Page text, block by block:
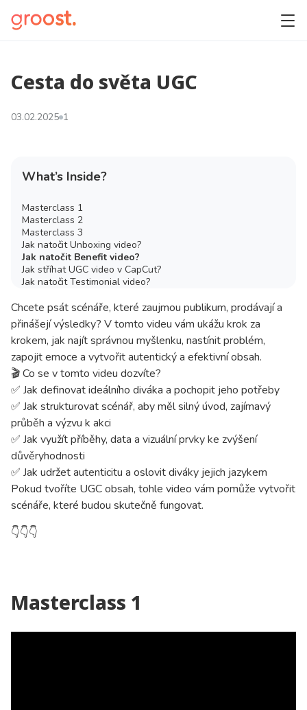
Chcete psát scénáře, které zaujmou publikum, prodávají a
přinášejí výsledky? V tomto videu vám ukážu krok za
krokem, jak najít správnou myšlenku, nastínit problém,
zapojit emoce a vytvořit autentický a efektivní obsah.
🎬 Co se v tomto videu dozvíte?
✅ Jak definovat ideálního diváka a pochopit jeho potřeby
✅ Jak strukturovat scénář, aby měl silný úvod, zajímavý
průběh a výzvu k akci
✅ Jak využít příběhy, data a vizuální prvky ke zvýšení
důvěryhodnosti
✅ Jak udržet autenticitu a oslovit diváky jejich jazykem
Pokud tvoříte UGC obsah, tohle video vám pomůže vytvořit
scénáře, které budou skutečně fungovat.
👇👇👇
Masterclass 1
What’s Inside?
Masterclass 1
Masterclass 2
Masterclass 3
Jak natočit Unboxing video?
Jak natočit Benefit video?
Jak stříhat UGC video v CapCut?
Jak natočit Testimonial video?
Cesta do světa UGC
03.02.2025 1